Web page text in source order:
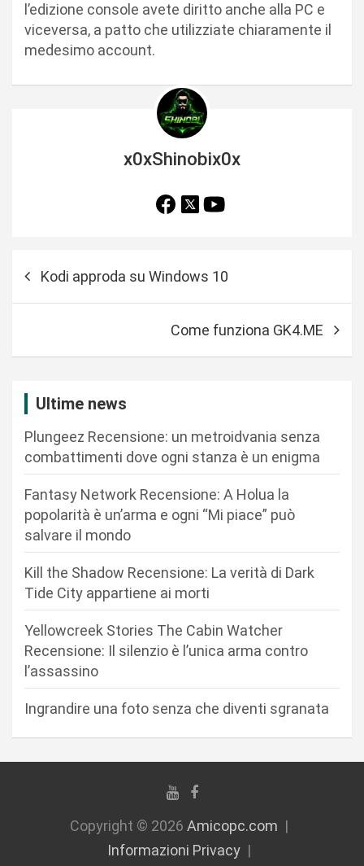
l’edizione console avete diritto anche alla PC e
viceversa, a patto che utilizziate chiaramente il
medesimo account.
x0xShinobix0x
i
Kodi approda su Windows 10
Come funziona GK4.ME
Ultime news
Plungeez Recensione: un metroidvania senza
combattimenti dove ogni stanza è un enigma
Fantasy Network Recensione: A Holua la
popolarità è un’arma e ogni “Mi piace” può
salvare il mondo
Kill the Shadow Recensione: La verità di Dark
Tide City appartiene ai morti
Yellowcreek Stories The Cabin Watcher
Recensione: Il silenzio è l’unica arma contro
l’assassino
Ingrandire una foto senza che diventi sgranata
Copyright © 2026 Amicopc.com
Informazioni Privacy